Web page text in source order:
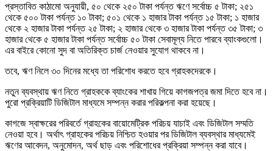
প্রস্তাবিত কাঠামো অনুযায়ী, ৫০ থেকে ২৫০ টাকা পর্যন্ত ঋণে সর্বোচ্চ ৫ টাকা; ২৫১
থেকে ৫০০ টাকা পর্যন্ত ১০ টাকা; ৫০১ থেকে ১ হাজার টাকা পর্যন্ত ১৫ টাকা; ১ হাজার
থেকে ২ হাজার টাকা পর্যন্ত ২৫ টাকা; ২ হাজার থেকে ৩ হাজার টাকা পর্যন্ত ৩৫ টাকা; ৩
হাজার থেকে ৫ হাজার টাকা পর্যন্ত সর্বোচ্চ ৫০ টাকা সেবামূল্য নিতে পারবে ব্যাংকগুলো।
এর বাইরে কোনো সুদ বা অতিরিক্ত চার্জ নেওয়ার সুযোগ থাকবে না।
তবে, ঋণ নিলে ৩০ দিনের মধ্যে তা পরিশোধ করতে হবে গ্রাহকদেরকে।
নতুন ব্যবস্থায় ঋণ নিতে গ্রাহককে ব্যাংকের শাখায় গিয়ে কাগজপত্র জমা দিতে হবে না।
পুরো প্রক্রিয়াটি ডিজিটাল মাধ্যমে সম্পন্ন করার পরিকল্পনা করা হয়েছে।
কাগজে স্বাক্ষরের পরিবর্তে গ্রাহকের বায়োমেট্রিক পরিচয় যাচাই এবং ডিজিটাল সম্মতি
নেওয়া হবে। অর্থাৎ গ্রাহকের পরিচয় নিশ্চিত হওয়ার পর ডিজিটাল ব্যবস্থার মাধ্যমেই
ঋণের আবেদন, অনুমোদন, অর্থ ছাড় এবং পরিশোধের প্রক্রিয়া সম্পন্ন করা যাবে।